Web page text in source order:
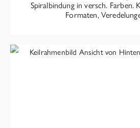
Spiralbindung in versch. Farben.
Formaten,